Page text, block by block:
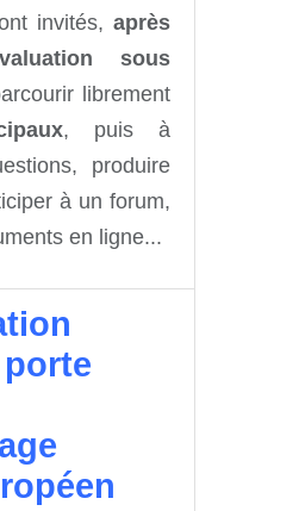
invités, après
sous
librement
, puis à
produire
à un forum,
en ligne...